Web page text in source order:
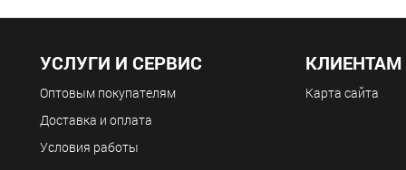
УСЛУГИ И СЕРВИС
Оптовым покупателям
Доставка и оплата
Условия работы
КЛИЕНТАМ
Карта сайта